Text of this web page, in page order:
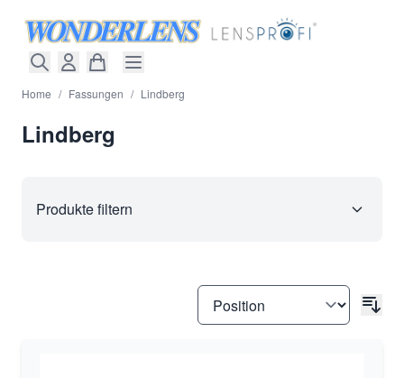
Home / Fassungen / Lindberg
Lindberg
Produkte filtern